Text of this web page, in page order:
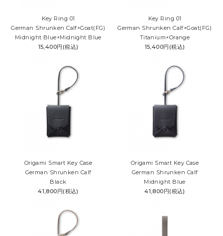
Key Ring 01
German Shrunken Calf×Goat(FG)
Midnight Blue×Midnight Blue
15,400円(税込)
Key Ring 01
German Shrunken Calf×Goat(FG)
Titanium×Orange
15,400円(税込)
Origami Smart Key Case
German Shrunken Calf
Black
41,800円(税込)
Origami Smart Key Case
German Shrunken Calf
Midnight Blue
41,800円(税込)